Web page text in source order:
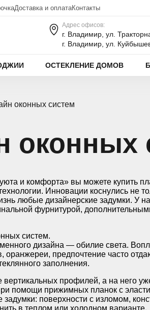
Доставка и оплатаКонтакты
Адрес офисов:
г. Владимир, ул.
г. Владимир, ул.
ОСТЕКЛЕНИЕ ДОМОВ
оконных систем
оконных
и комфорта» вы можете купить
Инновации коснулись не
любые дизайнерские задумки. У
фурнитурой,
систем.
дизайна — обилие света.
предпочтение часто
заполнения.
вертикальных профилей, а на него
помощи прижимных планок с
задумки: поверхности с изломом,
в теплом или холодном варианте.